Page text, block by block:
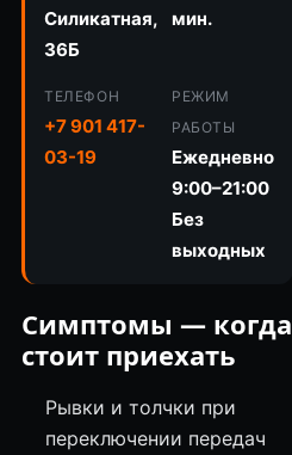
Силикатная,
36Б
мин.
ТЕЛЕФОН
+7 901 417-
03-19
РЕЖИМ
РАБОТЫ
Ежедневно
9:00–21:00
Без
выходных
Симптомы — когда
стоит приехать
Рывки и толчки при
переключении передач